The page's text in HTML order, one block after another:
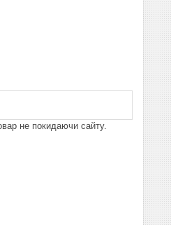
не покидаючи сайту.